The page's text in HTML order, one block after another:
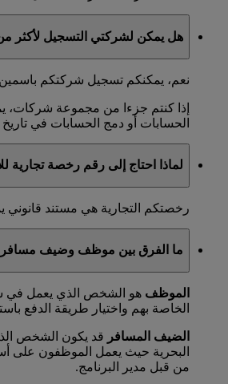
هل يمكن لشركتي التسجيل لأكثر
نعم، يمكنكم تسجيل شركتكم
إذا كنتم جزءا من مجموعة شركات،
الحسابات أو دمج الحسابات في
لماذا احتاج إلى رقم رخصة تجارية
رخصتكم التجارية هي مستند قانوني
ما الفرق بين موظف وضيف
الموظف هو الشخص الذي يعمل في
الخاصة بهم واختيار طريقة الدفع
الضيف المسافر قد يكون الشخص
البحرية حيث يعمل الموظفون على
من قبل مدير البرنامج.